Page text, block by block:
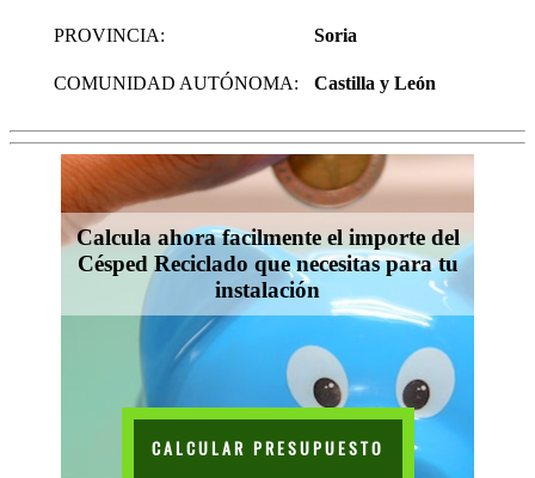
PROVINCIA: Soria
COMUNIDAD AUTÓNOMA: Castilla y León
Calcula ahora facilmente el importe del
Césped Reciclado que necesitas para tu
instalación
CALCULAR PRESUPUESTO